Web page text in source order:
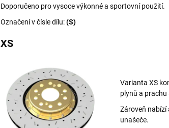
Doporučeno pro vysoce výkonné a sportovní použití.
Označení v čísle dílu:(S)
XS
Varianta XS
plynů a prachu
Zároveň
unašeče.